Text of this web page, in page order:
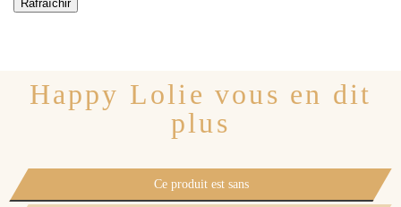
Happy Lolie vous en dit
plus
Ce produit est sans